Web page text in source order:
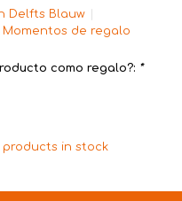
Delfts Blauw
de regalo
como regalo?: *
products in stock